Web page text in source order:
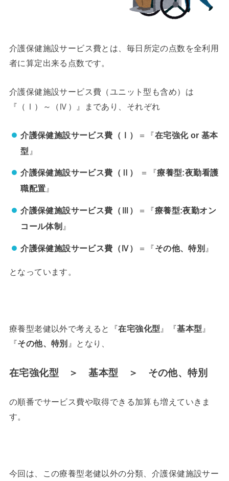
介護保健施設サービス費とは、 毎日所定の点数を全利用
者に算定出来る点数です。
介護保健施設サービス費（ユニット型も含め）は
『 （Ⅰ）～（Ⅳ） 』まであり、それぞれ
介護保健施設サービス費（Ⅰ） ＝『在宅強化 or 基本
型 』
介護保健施設サービス費（Ⅱ） ＝『療養型:夜勤看護
職配置 』
介護保健施設サービス費（Ⅲ） ＝『療養型:夜勤オン
コール体制 』
介護保健施設サービス費（Ⅳ） ＝『その他、特別 』
となっています。
療養型老健以外で考えると『在宅強化型 』『基本型 』
『その他、特別 』となり、
在宅強化型 ＞ 基本型 ＞ その他、特別
の順番でサービス費や取得できる加算も増えていきま
す。
今回は、この療養型老健以外の分類、介護保健施設サー